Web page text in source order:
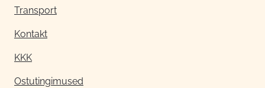
Transport
Kontakt
KKK
Ostutingimused